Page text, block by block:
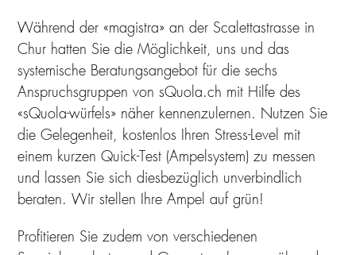
Während der «magistra» an der Scalettastrasse in
Chur hatten Sie die Möglichkeit, uns und das
systemische Beratungsangebot für die sechs
Anspruchsgruppen von sQuola.ch mit Hilfe des
«sQuola-würfels» näher kennenzulernen. Nutzen Sie
die Gelegenheit, kostenlos Ihren Stress-Level mit
einem kurzen Quick-Test (Ampelsystem) zu messen
und lassen Sie sich diesbezüglich unverbindlich
beraten. Wir stellen Ihre Ampel auf grün!
Profitieren Sie zudem von verschiedenen